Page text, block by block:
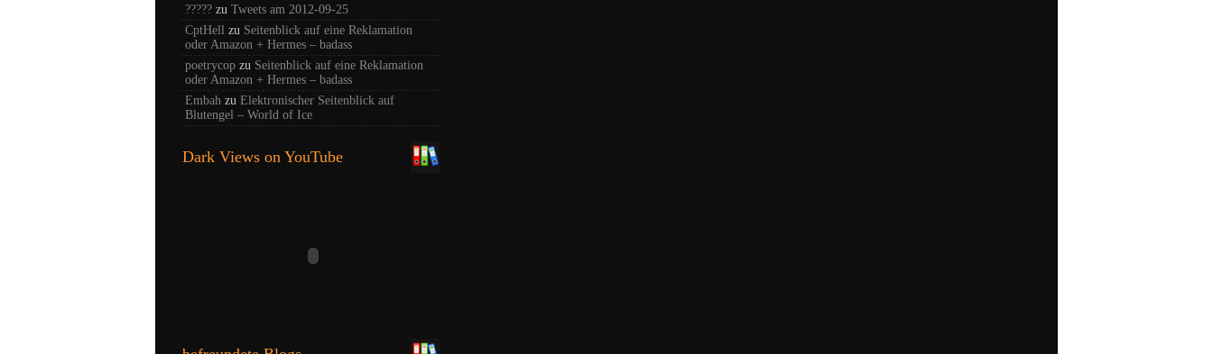
????? zu Tweets am 2012-09-25
CptHell zu Seitenblick auf eine Reklamation
oder Amazon + Hermes – badass
poetrycop zu Seitenblick auf eine Reklamation
oder Amazon + Hermes – badass
Embah zu Elektronischer Seitenblick auf
Blutengel – World of Ice
Dark Views on YouTube